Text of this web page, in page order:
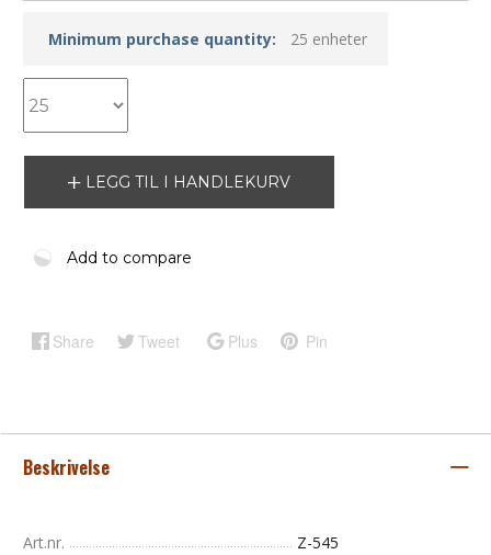
Minimum purchase quantity: 25 enheter
LEGG TIL I HANDLEKURV
Add to compare
Share Tweet Plus Pin
Beskrivelse
Art.nr. Z-545